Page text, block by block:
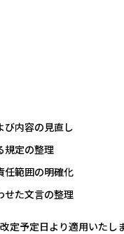
キャットの人
び内容の見直し
規定の整理
任範囲の明確化
せた文言の整理
定予定日より適用いたしま